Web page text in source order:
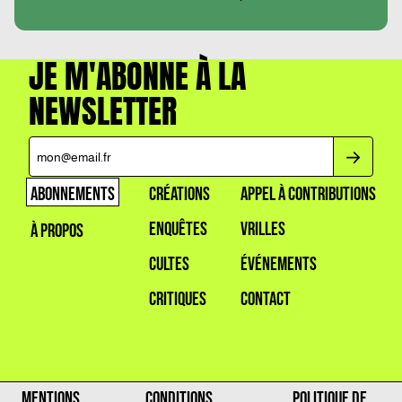
JE M'ABONNE À LA
NEWSLETTER
ABONNEMENTS
À PROPOS
CRÉATIONS
ENQUÊTES
CULTES
CRITIQUES
APPEL À CONTRIBUTIONS
VRILLES
ÉVÉNEMENTS
CONTACT